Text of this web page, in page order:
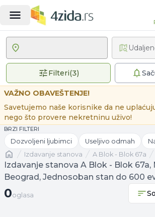
Filteri(3)3 primenjena filtera
VAŽNO OBAVEŠTENJE!
Savetujemo naše korisnike da ne
nego što provere nekretninu uživo!
BRZI FILTERI
Dozvoljeni ljubimci Useljivo odmah
Naslovnaizdavanje stanova A Blok - Blok 67a
Izdavanje stanova A Blok - Blok 67a,
Beograd, Jednosoban stan do 600
0 oglasa
0oglasa